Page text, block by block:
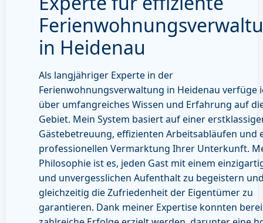
in Heidenau
Als langjähriger Experte in der
Ferienwohnungsverwaltung in Heidenau verfüge
über umfangreiches Wissen und Erfahrung auf
Gebiet. Mein System basiert auf einer
Gästebetreuung, effizienten Arbeitsabläufen und
professionellen Vermarktung Ihrer Unterkunft.
Philosophie ist es, jeden Gast mit einem
und unvergesslichen Aufenthalt zu begeistern
gleichzeitig die Zufriedenheit der Eigentümer zu
garantieren. Dank meiner Expertise konnten